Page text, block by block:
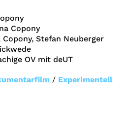
Copony
Copony, Stefan Neuberger
OV mit deUT
/ Experimentell